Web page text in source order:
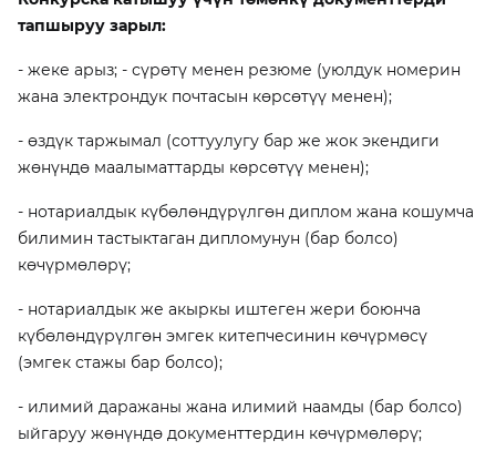
тапшыруу зарыл:
- жеке арыз; - сүрөтү менен резюме (уюлдук номерин
жана электрондук почтасын көрсөтүү менен);
- өздүк таржымал (соттуулугу бар же жок экендиги
жөнүндө маалыматтарды көрсөтүү менен);
- нотариалдык күбөлөндүрүлгөн диплом жана кошумча
билимин тастыктаган дипломунун (бар болсо)
көчүрмөлөрү;
- нотариалдык же акыркы иштеген жери боюнча
күбөлөндүрүлгөн эмгек китепчесинин көчүрмөсү
(эмгек стажы бар болсо);
- илимий даражаны жана илимий наамды (бар болсо)
ыйгаруу жөнүндө документтердин көчүрмөлөрү;